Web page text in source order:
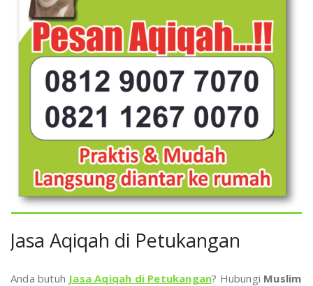
Jasa Aqiqah di Petukangan
Anda butuh Jasa Aqiqah di Petukangan? Hubungi Muslim